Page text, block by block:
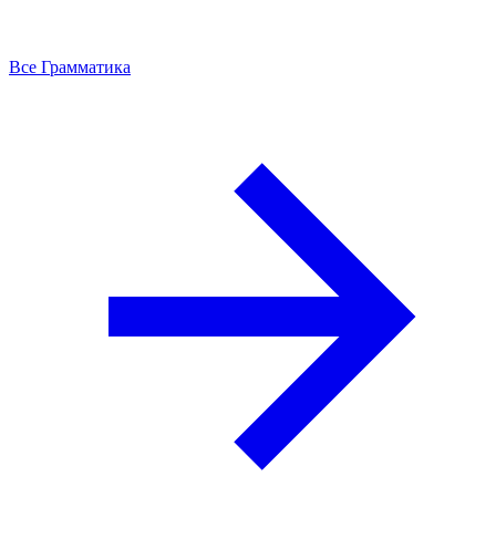
Все Грамматика